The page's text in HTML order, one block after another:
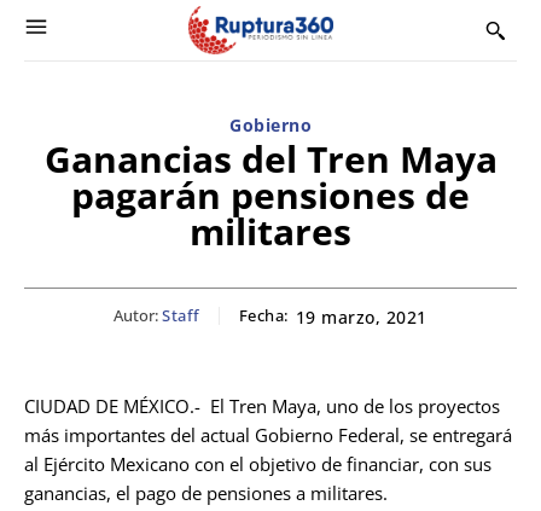
Gobierno
Ganancias del Tren Maya
pagarán pensiones de
militares
Autor:Staff Fecha: 19 marzo, 2021
CIUDAD DE MÉXICO.- El Tren Maya, uno de los proyectos
más importantes del actual Gobierno Federal, se entregará
al Ejército Mexicano con el objetivo de financiar, con sus
ganancias, el pago de pensiones a militares.